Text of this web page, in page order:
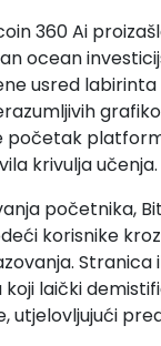
360 Ai
ocean
usred labirinta
početak
krivulja učenja.
početnika,
korisnike
Stranica
laički
utjelovljujući